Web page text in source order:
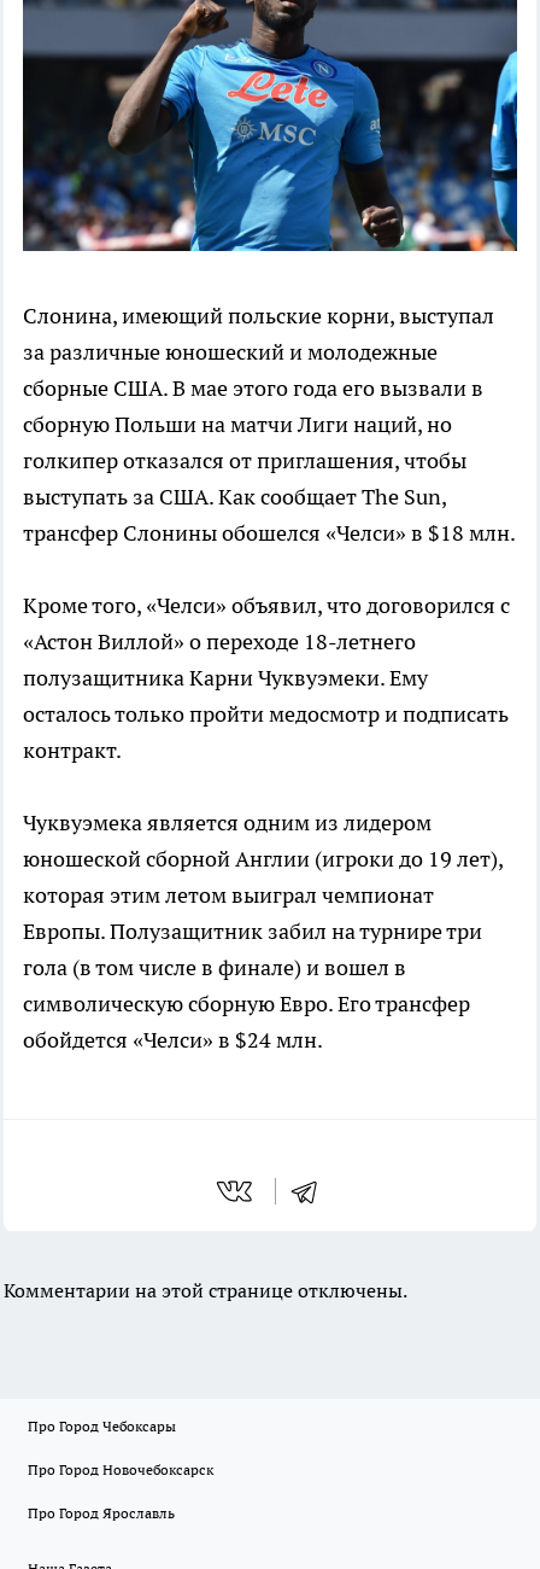
Слонина, имеющий польские корни, выступал
за различные юношеский и молодежные
сборные США. В мае этого года его вызвали в
сборную Польши на матчи Лиги наций, но
голкипер отказался от приглашения, чтобы
выступать за США. Как сообщает The Sun,
трансфер Слонины обошелся «Челси» в $18 млн.
Кроме того, «Челси» объявил, что договорился с
«Астон Виллой» о переходе 18-летнего
полузащитника Карни Чуквуэмеки. Ему
осталось только пройти медосмотр и подписать
контракт.
Чуквуэмека является одним из лидером
юношеской сборной Англии (игроки до 19 лет),
которая этим летом выиграл чемпионат
Европы. Полузащитник забил на турнире три
гола (в том числе в финале) и вошел в
символическую сборную Евро. Его трансфер
обойдется «Челси» в $24 млн.
Комментарии на этой странице отключены.
Про Город Чебоксары
Про Город Новочебоксарск
Про Город Ярославль